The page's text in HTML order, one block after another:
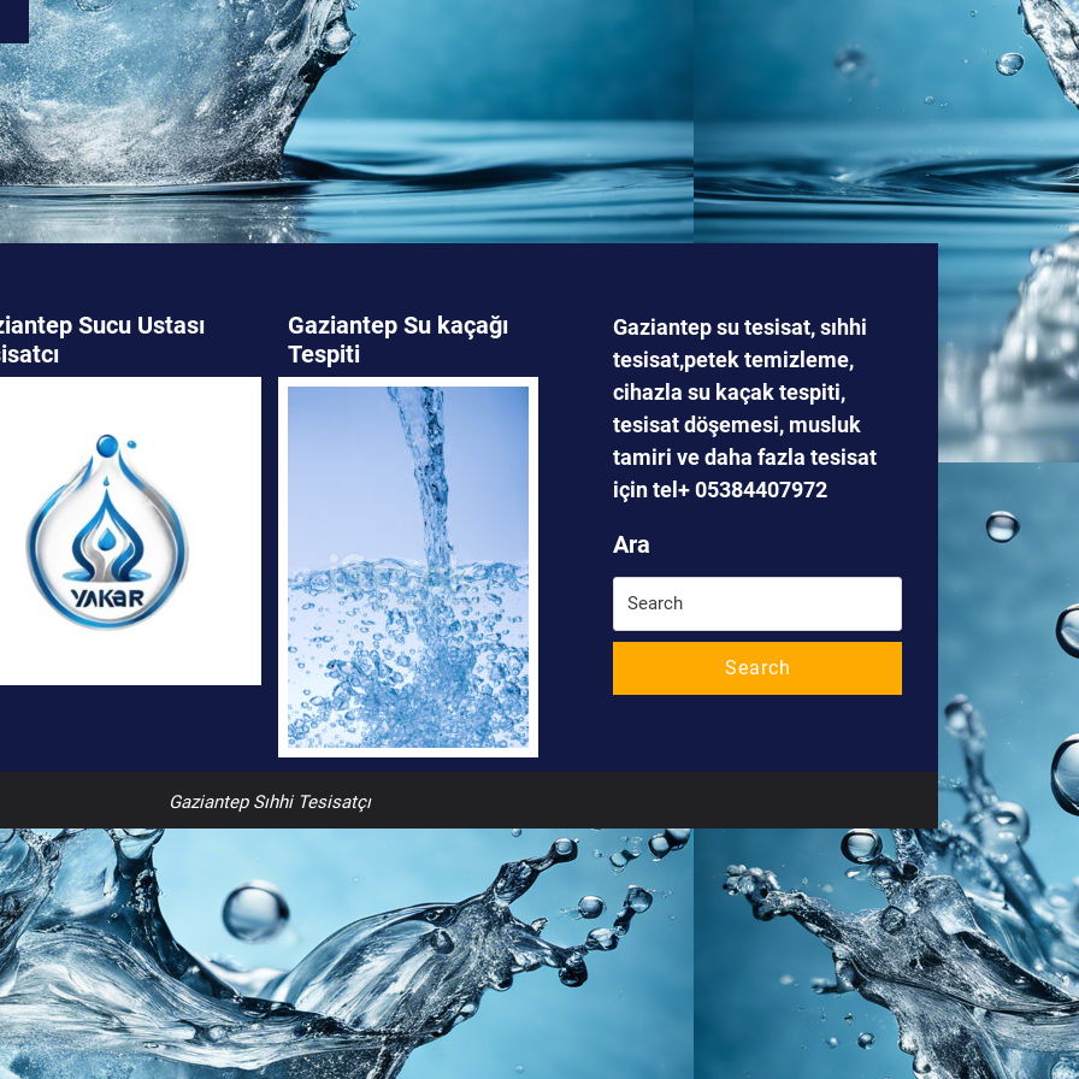
Sucu Ustası
Gaziantep Su kaçağı
Tespiti
Gaziantep su tesisat, sıhhi
tesisat,petek temizleme,
cihazla su kaçak tespiti,
tesisat döşemesi, musluk
tamiri ve daha fazla tesisat
için tel+ 05384407972
Ara
Search
for:
Search
Gaziantep Sıhhi Tesisatçı